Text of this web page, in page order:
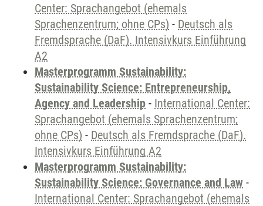
Center: Sprachangebot (ehemals
Sprachenzentrum; ohne CPs) - Deutsch als
Fremdsprache (DaF). Intensivkurs Einführung
A2
Masterprogramm Sustainability:
Sustainability Science: Entrepreneurship,
Agency and Leadership - International Center:
Sprachangebot (ehemals Sprachenzentrum;
ohne CPs) - Deutsch als Fremdsprache (DaF).
Intensivkurs Einführung A2
Masterprogramm Sustainability:
Sustainability Science: Governance and Law -
International Center: Sprachangebot (ehemals